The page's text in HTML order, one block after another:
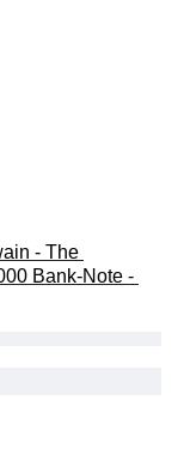
- The
Bank-Note -